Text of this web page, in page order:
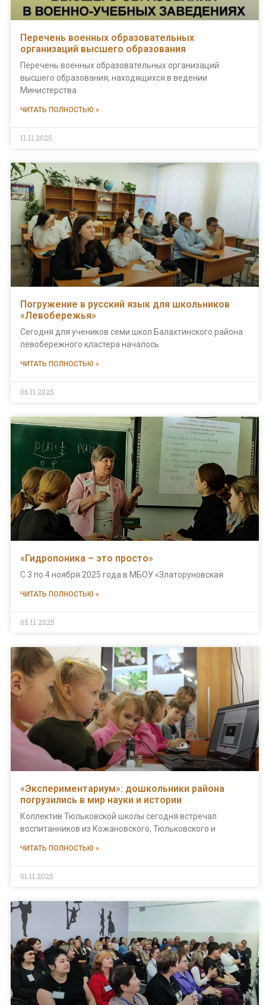
Перечень военных образовательных
организаций высшего образования
Перечень военных образовательных организаций
высшего образования, находящихся в ведении
Министерства
ЧИТАТЬ ПОЛНОСТЬЮ »
11.11.2025
Погружение в русский язык для школьников
«Левобережья»
Сегодня для учеников семи школ Балахтинского района
левобережного кластера началось
ЧИТАТЬ ПОЛНОСТЬЮ »
06.11.2025
«Гидропоника – это просто»
С 3 по 4 ноября 2025 года в МБОУ «Златоруновская
ЧИТАТЬ ПОЛНОСТЬЮ »
05.11.2025
«Экспериментариум»: дошкольники района
погрузились в мир науки и истории
Коллектив Тюльковской школы сегодня встречал
воспитанников из Кожановского, Тюльковского и
ЧИТАТЬ ПОЛНОСТЬЮ »
01.11.2025